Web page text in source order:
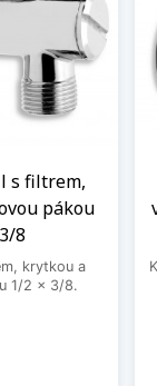
s filtrem,
pákou
8
krytkou a
1/2 x 3/8.